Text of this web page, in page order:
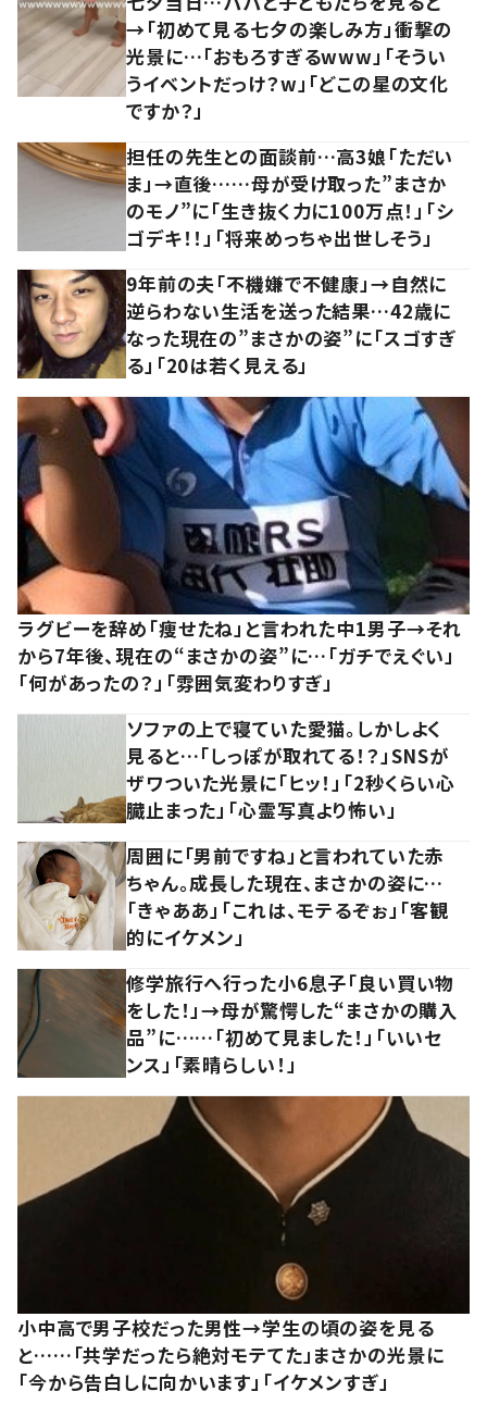
→「初めて見る七夕の楽しみ方」衝撃の
光景に…「おもろすぎるwww」「そうい
うイベントだっけ？w」「どこの星の文化
ですか？」
担任の先生との面談前…高3娘「ただい
ま」→直後……母が受け取った”まさか
のモノ”に「生き抜く力に100万点！」「シ
ゴデキ！！」「将来めっちゃ出世しそう」
9年前の夫「不機嫌で不健康」→自然に
逆らわない生活を送った結果…42歳に
なった現在の”まさかの姿”に「スゴすぎ
る」「20は若く見える」
ラグビーを辞め「痩せたね」と言われた中1男子→それ
から7年後、現在の“まさかの姿”に…「ガチでえぐい」
「何があったの？」「雰囲気変わりすぎ」
ソファの上で寝ていた愛猫。しかしよく
見ると…「しっぽが取れてる！？」SNSが
ザワついた光景に「ヒッ！」「2秒くらい心
臓止まった」「心霊写真より怖い」
周囲に「男前ですね」と言われていた赤
ちゃん。成長した現在、まさかの姿に…
「きゃああ」「これは、モテるぞぉ」「客観
的にイケメン」
修学旅行へ行った小6息子「良い買い物
をした！」→母が驚愕した“まさかの購入
品”に……「初めて見ました！」「いいセ
ンス」「素晴らしい！」
小中高で男子校だった男性→学生の頃の姿を見る
と……「共学だったら絶対モテてた」まさかの光景に
「今から告白しに向かいます」「イケメンすぎ」